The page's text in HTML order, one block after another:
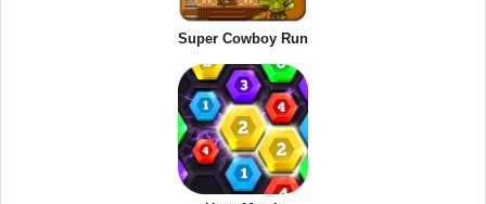
Super Cowboy Run